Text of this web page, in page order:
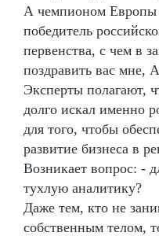
А чемпионом Европы
победитель
первенства, с чем в
поздравить вас мне,
Эксперты полагают,
долго искал именно
для того, чтобы
развитие бизнеса в
Возникает вопрос: -
тухлую аналитику?
Даже тем, кто не
собственным телом,